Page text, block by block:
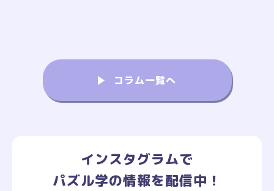
コラム一覧へ
インスタグラムで
パズル学の情報を配信中！